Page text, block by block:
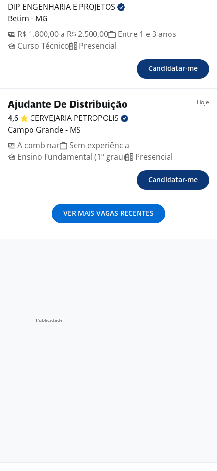
DIP ENGENHARIA E PROJETOS
Betim - MG
R$ 1.800,00 a R$ 2.500,00
Entre 1 e 3 anos
Curso Técnico
Presencial
Candidatar-me
Ajudante De Distribuição Hoje
4,6 CERVEJARIA PETROPOLIS
Campo Grande - MS
A combinar
Sem experiência
Ensino Fundamental (1º grau)
Presencial
Candidatar-me
VER MAIS VAGAS RECENTES